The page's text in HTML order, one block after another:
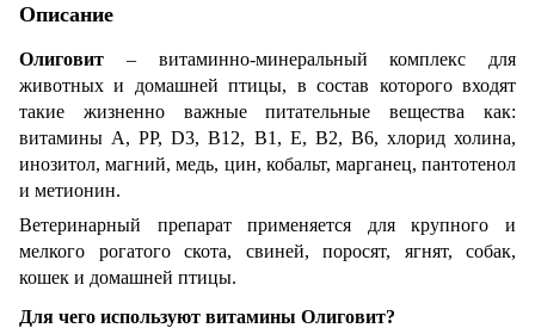
Описание
Олиговит – витаминно-минеральный комплекс для
животных и домашней птицы, в состав которого входят
такие жизненно важные питательные вещества как:
витамины А, РР, D3, В12, В1, Е, В2, В6, хлорид холина,
инозитол, магний, медь, цин, кобальт, марганец, пантотенол
и метионин.
Ветеринарный препарат применяется для крупного и
мелкого рогатого скота, свиней, поросят, ягнят, собак,
кошек и домашней птицы.
Для чего используют витамины Олиговит?